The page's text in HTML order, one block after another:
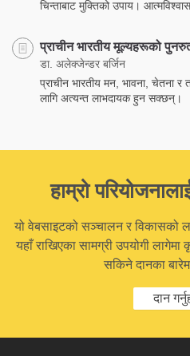
चिन्ताबाट मुक्तिको उपाय।
प्राचीन भारतीय मूल्यहरूको
डा. अलेक्जेन्डर बर्जिन
प्राचीन भारतीय मन, भावना, चेतना र
लागि अत्यन्त लाभदायक हुन सक्छन्।
हाम्रो
यो वेबसाइटको सञ्चालन र विकासको
यहाँ राखिएका सामग्री उपयोगी
सकिने दानका
दान